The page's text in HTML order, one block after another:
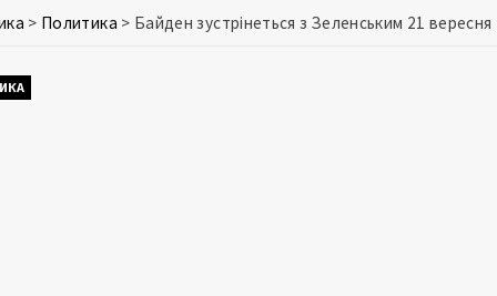
> Политика > Байден зустрінеться з Зеленським 21 вересня